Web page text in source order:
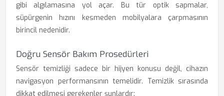
gibi algılamasına yol açar. Bu tür optik sapmalar,
süpürgenin hızını kesmeden mobilyalara çarpmasının
birincil nedenidir.
Doğru Sensör Bakım Prosedürleri
Sensör temizliği sadece bir hijyen konusu değil, cihazın
navigasyon performansının temelidir. Temizlik sırasında
dikkat edilmesi gerekenler şunlardır: